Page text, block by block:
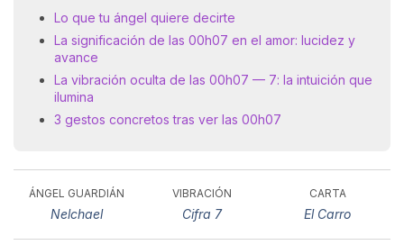
Lo que tu ángel quiere decirte
La significación de las 00h07 en el amor: lucidez y
avance
La vibración oculta de las 00h07 — 7: la intuición que
ilumina
3 gestos concretos tras ver las 00h07
ÁNGEL GUARDIÁN
Nelchael
VIBRACIÓN
Cifra 7
CARTA
El Carro